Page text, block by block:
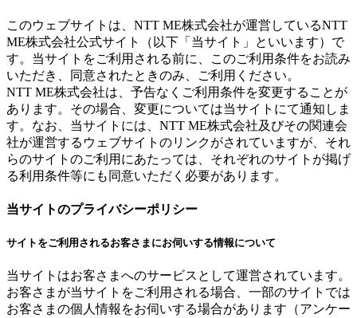
このウェブサイトは、NTT ME株式会社が運営しているNTT
ME株式会社公式サイト（以下「当サイト」といいます）で
す。当サイトをご利用される前に、このご利用条件をお読み
いただき、同意されたときのみ、ご利用ください。
NTT ME株式会社は、予告なくご利用条件を変更することが
あります。その場合、変更については当サイトにて通知しま
す。なお、当サイトには、NTT ME株式会社及びその関連会
社が運営するウェブサイトのリンクがされていますが、それ
らのサイトのご利用にあたっては、それぞれのサイトが掲げ
る利用条件等にも同意いただく必要があります。
当サイトのプライバシーポリシー
サイトをご利用されるお客さまにお伺いする情報について
当サイトはお客さまへのサービスとして運営されています。
お客さまが当サイトをご利用される場合、一部のサイトでは
お客さまの個人情報をお伺いする場合があります（アンケー